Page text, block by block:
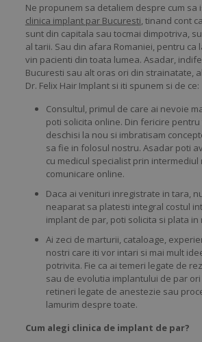
Ne propunem sa detaliem despre cum sa
clinica implant par Bucuresti, tinand cont
sunt din capitala sau tocmai dimpotriva,
al tarii. Sau din afara Romaniei, pentru ca
vin pacienti din toata lumea. Asadar,
Bucuresti sau alt oras ori din strainatate,
Dr. Felix Hair Implant si iti spunem si de ce:
Consultul, primul de care ai nevoie
poti solicita online. Din fericire
deschisi la nou si imbratisam
sa fie in folosul nostru. Asadar poti
cu medicul specialist prin intermediul
comunicare online.
Daca ai venituri inregistrate in tara,
neaparat sa platesti integral costul
implant de par, poti solicita si plata in
Ai zeci de marturii, cataloage,
nostri care iti vor intari si mai mult
potrivita. Fie ca ai temeri legate de
sau de evolutia implantului de par
retineri legate de anestezie sau
lamurim despre toate.
Cum alegi clinica de implant de par?